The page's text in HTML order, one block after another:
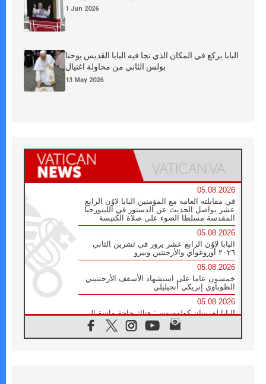
1 Jun 2026
البابا يركع في المكان الذي نجا فيه البابا القديس يوحنا
بولس الثاني من محاولة اغتيال
13 May 2026
05.08.2026
في مقابلته العامة مع المؤمنين البابا لاوُن الرابع
عشر يواصل الحديث عن الدستور في الليتورجيا
المقدسة مسلطا الضوء على صلاة الكنيسة
05.08.2026
البابا لاوُن الرابع عشر يزور في تشرين الثاني
٢٠٢٦ أوروغواي والأرجنتين وبيرو
05.08.2026
خمسون عاما على استشهاد الأسقف الأرجنتيني
الطوباوي إنريكي أنجيليلي
05.08.2026
البابا لفرسان كولومبوس: هناك حاجة ماسة إلى
أنبياء تناغم يسعون إلى بناء الجسور
04.08.2026